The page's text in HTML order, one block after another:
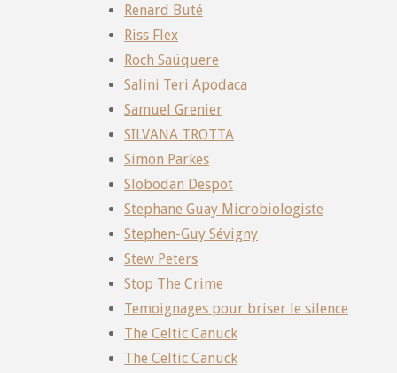
Renard Buté
Riss Flex
Roch Saüquere
Salini Teri Apodaca
Samuel Grenier
SILVANA TROTTA
Simon Parkes
Slobodan Despot
Stephane Guay Microbiologiste
Stephen-Guy Sévigny
Stew Peters
Stop The Crime
Temoignages pour briser le silence
The Celtic Canuck
The Celtic Canuck